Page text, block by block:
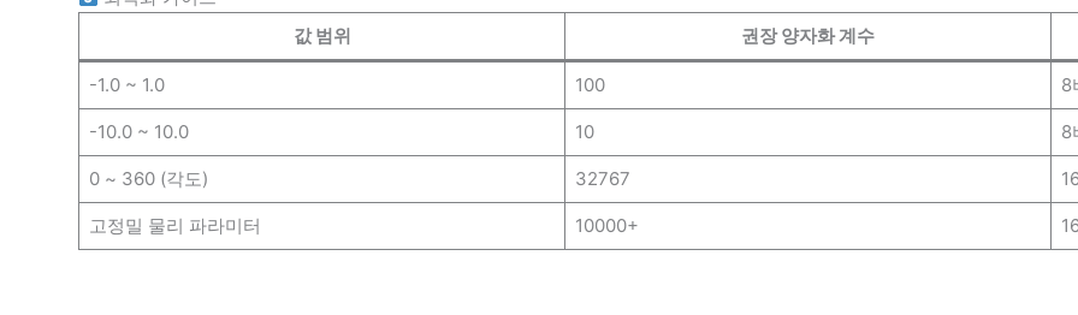
값 범위
권장 양자화 계수
-1.0 ~ 1.0 100 8
-10.0 ~ 10.0 10 8
0 ~ 360 (각도) 32767
고정밀 물리 파라미터 10000+